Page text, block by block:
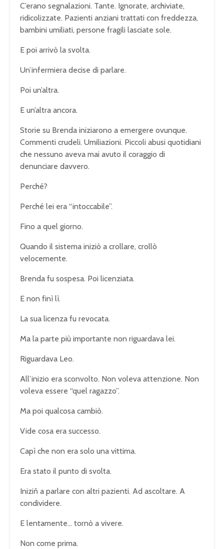
C’erano segnalazioni. Tante. Ignorate, archiviate,
ridicolizzate. Pazienti anziani trattati con freddezza,
bambini umiliati, persone fragili lasciate sole.
E poi arrivò la svolta.
Un’infermiera decise di parlare.
Poi un’altra.
E un’altra ancora.
Storie su Brenda iniziarono a emergere ovunque.
Commenti crudeli. Umiliazioni. Piccoli abusi quotidiani
che nessuno aveva mai avuto il coraggio di
denunciare davvero.
Perché?
Perché lei era “intoccabile”.
Fino a quel giorno.
Quando il sistema iniziò a crollare, crollò
velocemente.
Brenda fu sospesa. Poi licenziata.
E non finì lì.
La sua licenza fu revocata.
Ma la parte più importante non riguardava lei.
Riguardava Leo.
All’inizio era sconvolto. Non voleva attenzione. Non
voleva essere “quel ragazzo”.
Ma poi qualcosa cambiò.
Vide cosa era successo.
Capì che non era solo una vittima.
Era stato il punto di svolta.
Iniziň a parlare con altri pazienti. Ad ascoltare. A
condividere.
E lentamente… tornò a vivere.
Non come prima.